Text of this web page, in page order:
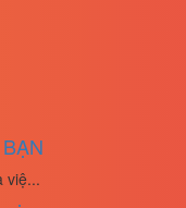
việ...